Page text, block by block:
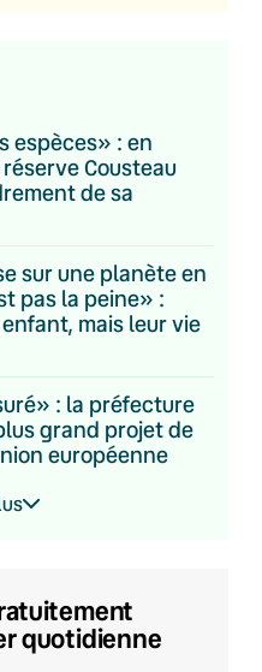
espèces» : en
Cousteau
de sa
sur une planète en
pas la peine» :
mais leur vie
: la préfecture
grand projet de
européenne
quotidienne